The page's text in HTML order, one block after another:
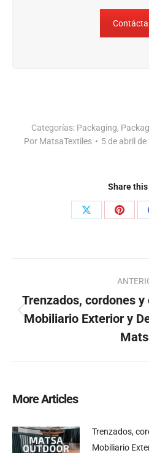
Categorías: Packaging,
Por MatsaTextiles 5 de abril de
Share
Share
Share
entre
publicaciones
Trenzados, cordones
Mobiliario Exterior y
More Articles
Trenzados,
Mobiliario